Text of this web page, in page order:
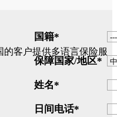
的客户提供多语言保险服
国籍*
保障国家/地区*
姓名*
日间电话*